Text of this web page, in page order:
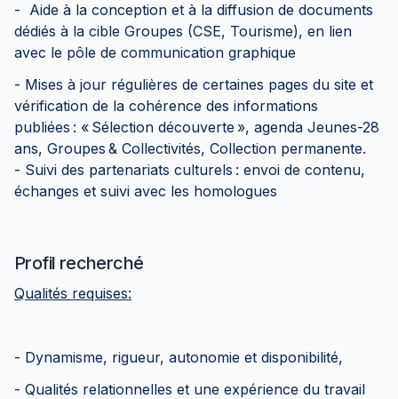
- Aide à la conception et à la diffusion de documents
dédiés à la cible Groupes (CSE, Tourisme), en lien
avec le pôle de communication graphique
- Mises à jour régulières de certaines pages du site et
vérification de la cohérence des informations
publiées : « Sélection découverte », agenda Jeunes-28
ans, Groupes & Collectivités, Collection permanente.
- Suivi des partenariats culturels : envoi de contenu,
échanges et suivi avec les homologues
Profil recherché
Qualités requises:
- Dynamisme, rigueur, autonomie et disponibilité,
- Qualités relationnelles et une expérience du travail